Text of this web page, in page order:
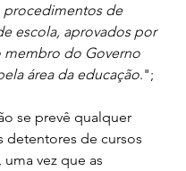
procedimentos de
escola, aprovados por
membro do Governo
área da educação.";
se prevê qualquer
detentores de cursos
vez que as